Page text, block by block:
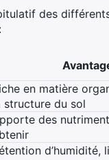
des
en matière
structure du sol
des
d’humidité,